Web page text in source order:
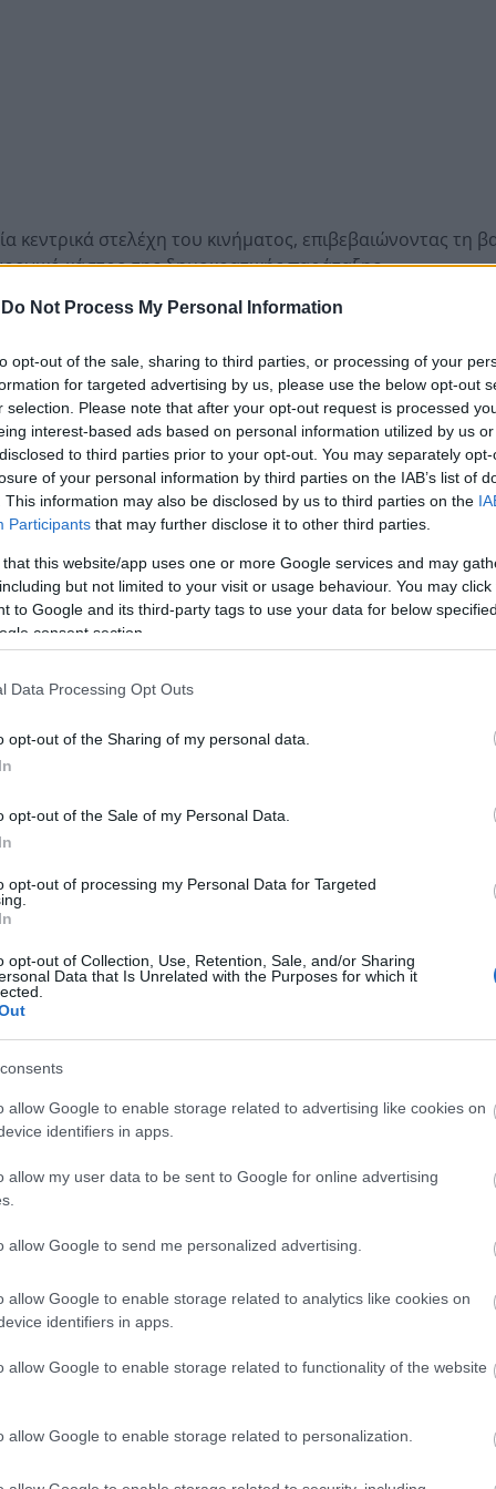
Do Not Process My Personal Information
opt-out of the sale, sharing to third parties, or processing of your
for targeted advertising by us, please use the below opt-out
selection. Please note that after your opt-out request is processed
interest-based ads based on personal information utilized by us
to third parties prior to your opt-out. You may separately
of your personal information by third parties on the IAB’s list of
This information may also be disclosed by us to third parties on the
Participants that may further disclose it to other third parties.
that this website/app uses one or more Google services and may
but not limited to your visit or usage behaviour. You may
to Google and its third-party tags to use your data for below
consent section.
Data Processing Opt Outs
opt-out of the Sharing of my personal data.
opt-out of the Sale of my Personal Data.
opt-out of processing my Personal Data for Targeted
opt-out of Collection, Use, Retention, Sale, and/or Sharing
Data that Is Unrelated with the Purposes for which it
allow Google to enable storage related to advertising like cookies on
identifiers in apps.
allow my user data to be sent to Google for online advertising
allow Google to send me personalized advertising.
allow Google to enable storage related to analytics like cookies on
identifiers in apps.
allow Google to enable storage related to functionality of the website
allow Google to enable storage related to personalization.
στελέχη του κινήματος, επιβεβαιώνοντας τη
κάστρο της δημοκρατικής παράταξης.
Ιωάννης Βαρδακαστάνης.
Δρούλιας.
Πρωθυπουργός, Γιώργος Παπανδρέου.
Σολωμού
ήταν η παρουσία στελεχών του
παρεμβάσεις τους συνέβαλαν στον συντονισμό της
εκπροσώπων των παραγωγικών φορέων και της
τα οργανωτικά ζητήματα που αφορούν τη
στην περιφέρεια.
το σαφές χρονοδιάγραμμα και τις
τονίζοντας την ανάγκη για μια ανοιχτή, συμμετοχική
την ιστορική αναγκαιότητα για ένα ισχυρό,
εναλλακτική πρόταση διακυβέρνησης
και γόνιμο διάλογο, καθώς τα στελέχη και οι φίλοι
λόγο, καταθέτοντας συγκεκριμένες προτάσεις για
αυτοδιοίκησης και την αντιμετώπιση των
η απόφαση για πλήρη πολιτική κινητοποίηση. Το
να πρωταγωνιστήσει σε αυτόν τον νέο κύκλο
δημοκρατικού διαλόγου και ανασύνταξης των
Πάτρα ήταν σαφές και ηχηρό: Το ΠΑΣΟΚ επιστρέφει